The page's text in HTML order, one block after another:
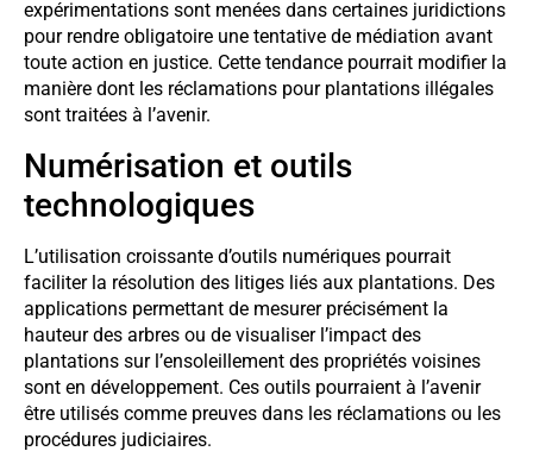
expérimentations sont menées dans certaines juridictions
pour rendre obligatoire une tentative de médiation avant
toute action en justice. Cette tendance pourrait modifier la
manière dont les réclamations pour plantations illégales
sont traitées à l’avenir.
Numérisation et outils
technologiques
L’utilisation croissante d’outils numériques pourrait
faciliter la résolution des litiges liés aux plantations. Des
applications permettant de mesurer précisément la
hauteur des arbres ou de visualiser l’impact des
plantations sur l’ensoleillement des propriétés voisines
sont en développement. Ces outils pourraient à l’avenir
être utilisés comme preuves dans les réclamations ou les
procédures judiciaires.